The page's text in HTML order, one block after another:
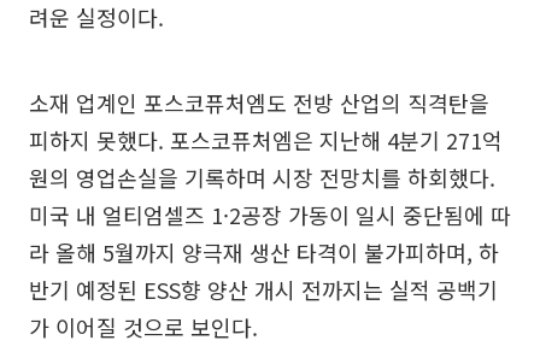
려운 실정이다.
소재 업계인 포스코퓨처엠도 전방 산업의 직격탄을
피하지 못했다. 포스코퓨처엠은 지난해 4분기 271억
원의 영업손실을 기록하며 시장 전망치를 하회했다.
미국 내 얼티엄셀즈 1·2공장 가동이 일시 중단됨에 따
라 올해 5월까지 양극재 생산 타격이 불가피하며, 하
반기 예정된 ESS향 양산 개시 전까지는 실적 공백기
가 이어질 것으로 보인다.